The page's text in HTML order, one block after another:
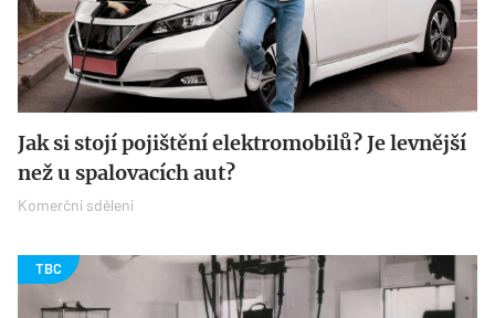
Jak si stojí pojištění elektromobilů? Je levnější
než u spalovacích aut?
Komerční sdělení